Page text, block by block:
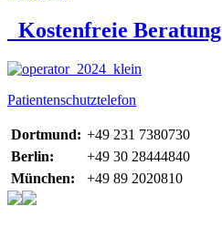
Kostenfreie Beratung
Patientenschutztelefon
Dortmund: +49 231 7380730
Berlin:
+49 30 28444840
München:
+49 89 2020810